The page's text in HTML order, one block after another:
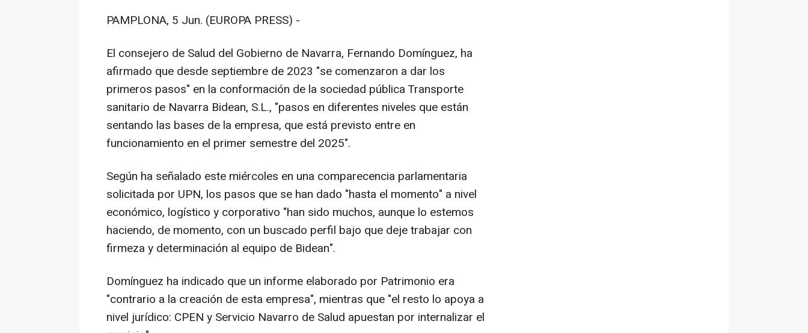
PAMPLONA, 5 Jun. (EUROPA PRESS) -
El consejero de Salud del Gobierno de Navarra, Fernando Domínguez, ha
afirmado que desde septiembre de 2023 "se comenzaron a dar los
primeros pasos" en la conformación de la sociedad pública Transporte
sanitario de Navarra Bidean, S.L., "pasos en diferentes niveles que están
sentando las bases de la empresa, que está previsto entre en
funcionamiento en el primer semestre del 2025".
Según ha señalado este miércoles en una comparecencia parlamentaria
solicitada por UPN, los pasos que se han dado "hasta el momento" a nivel
económico, logístico y corporativo "han sido muchos, aunque lo estemos
haciendo, de momento, con un buscado perfil bajo que deje trabajar con
firmeza y determinación al equipo de Bidean".
Domínguez ha indicado que un informe elaborado por Patrimonio era
"contrario a la creación de esta empresa", mientras que "el resto lo apoya a
nivel jurídico: CPEN y Servicio Navarro de Salud apuestan por internalizar el